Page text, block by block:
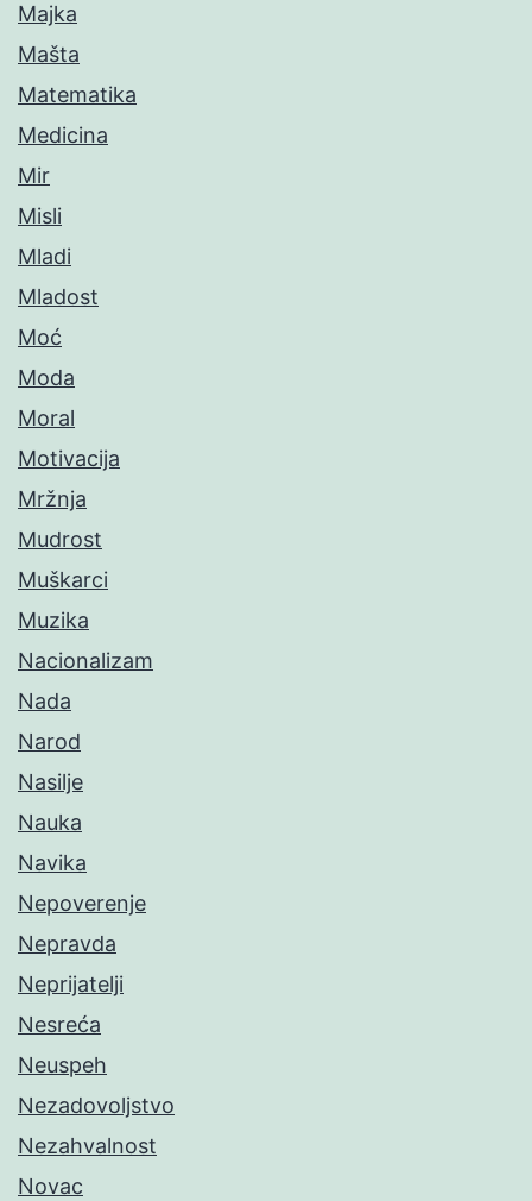
Majka
Mašta
Matematika
Medicina
Mir
Misli
Mladi
Mladost
Moć
Moda
Moral
Motivacija
Mržnja
Mudrost
Muškarci
Muzika
Nacionalizam
Nada
Narod
Nasilje
Nauka
Navika
Nepoverenje
Nepravda
Neprijatelji
Nesreća
Neuspeh
Nezadovoljstvo
Nezahvalnost
Novac